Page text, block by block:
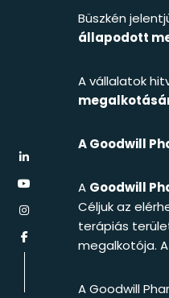
Büszkén
állapodott
A vállalatok
A Goodwill
A Goodwill
Céljuk az
terápiás
megalkotója.
A Goodwill